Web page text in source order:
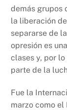
demás grupos
la liberación
separarse de
opresión es
clases y, por
parte de la
Fue la
marzo como el